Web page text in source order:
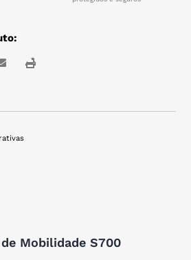
Mobilidade S700